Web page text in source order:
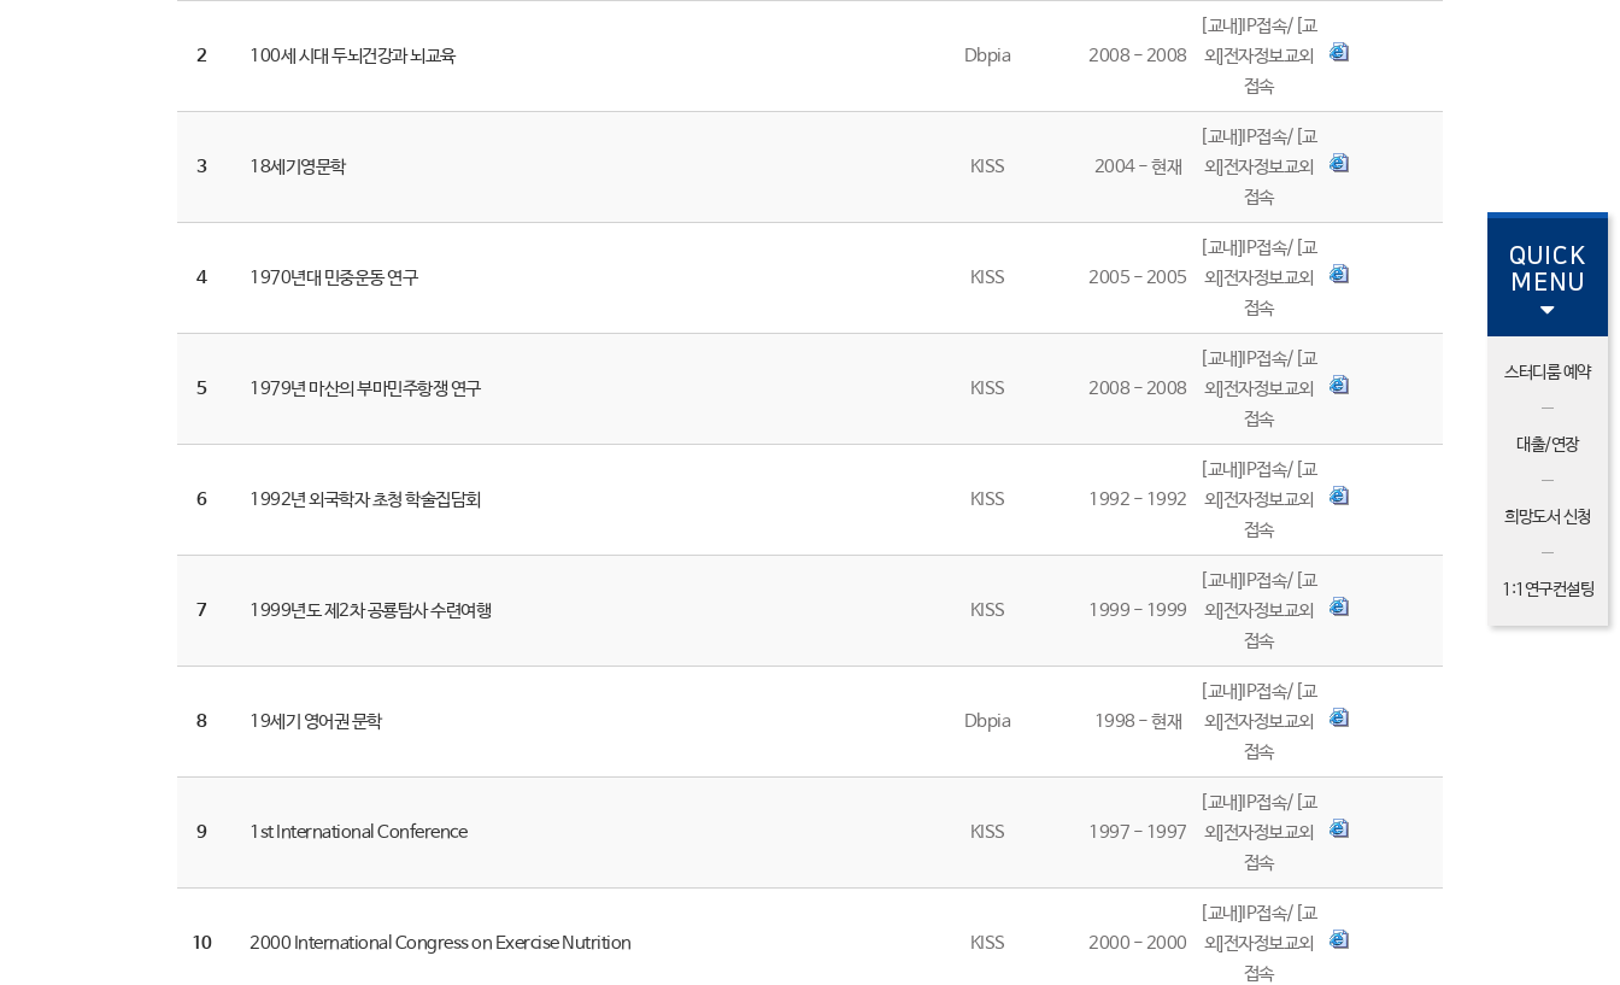
2 100세 시대 두뇌건강과 뇌교육 Dbpia 2008 - 2008
[교내]IP접속/[교
외]전자정보교외
접속
3 18세기영문학 KISS 2004 - 현재
[교내]IP접속/[교
외]전자정보교외
접속
4 1970년대 민중운동 연구 KISS 2005 - 2005
[교내]IP접속/[교
외]전자정보교외
접속
5 1979년 마산의 부마민주항쟁 연구 KISS 2008 - 2008
[교내]IP접속/[교
외]전자정보교외
접속
6 1992년 외국학자 초청 학술집담회 KISS 1992 - 1992
[교내]IP접속/[교
외]전자정보교외
접속
7 1999년도 제2차 공룡탐사 수련여행 KISS 1999 - 1999
[교내]IP접속/[교
외]전자정보교외
접속
8 19세기 영어권 문학 Dbpia 1998 - 현재
[교내]IP접속/[교
외]전자정보교외
접속
9 1st International Conference KISS 1997 - 1997
[교내]IP접속/[교
외]전자정보교외
접속
10 2000 International Congress on Exercise Nutrition KISS 2000 - 2000
[교내]IP접속/[교
외]전자정보교외
접속
QUICK
MENU
스터디룸 예약
대출/연장
희망도서 신청
1:1연구컨설팅